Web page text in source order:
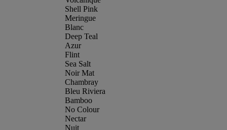
Shell Pink
Meringue
Blanc
Deep Teal
Azur
Flint
Sea Salt
Noir Mat
Chambray
Bleu Riviera
Bamboo
No Colour
Nectar
Nuit